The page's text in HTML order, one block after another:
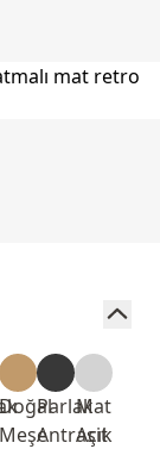
Doğal
Meşe
Parlak
Antrasit
Mat
Açık